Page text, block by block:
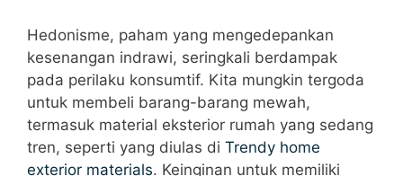
Hedonisme, paham yang mengedepankan
kesenangan indrawi, seringkali berdampak
pada perilaku konsumtif. Kita mungkin tergoda
untuk membeli barang-barang mewah,
termasuk material eksterior rumah yang sedang
tren, seperti yang diulas di Trendy home
exterior materials. Keinginan untuk memiliki